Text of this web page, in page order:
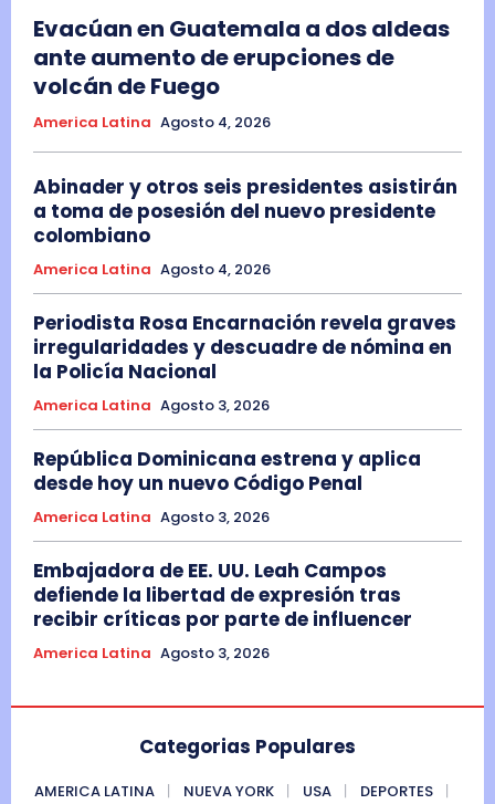
Evacúan en Guatemala a dos aldeas
ante aumento de erupciones de
volcán de Fuego
America Latina Agosto 4, 2026
Abinader y otros seis presidentes asistirán
a toma de posesión del nuevo presidente
colombiano
America Latina Agosto 4, 2026
Periodista Rosa Encarnación revela graves
irregularidades y descuadre de nómina en
la Policía Nacional
America Latina Agosto 3, 2026
República Dominicana estrena y aplica
desde hoy un nuevo Código Penal
America Latina Agosto 3, 2026
Embajadora de EE. UU. Leah Campos
defiende la libertad de expresión tras
recibir críticas por parte de influencer
America Latina Agosto 3, 2026
Categorias Populares
AMERICA LATINA NUEVA YORK USA
DEPORTES